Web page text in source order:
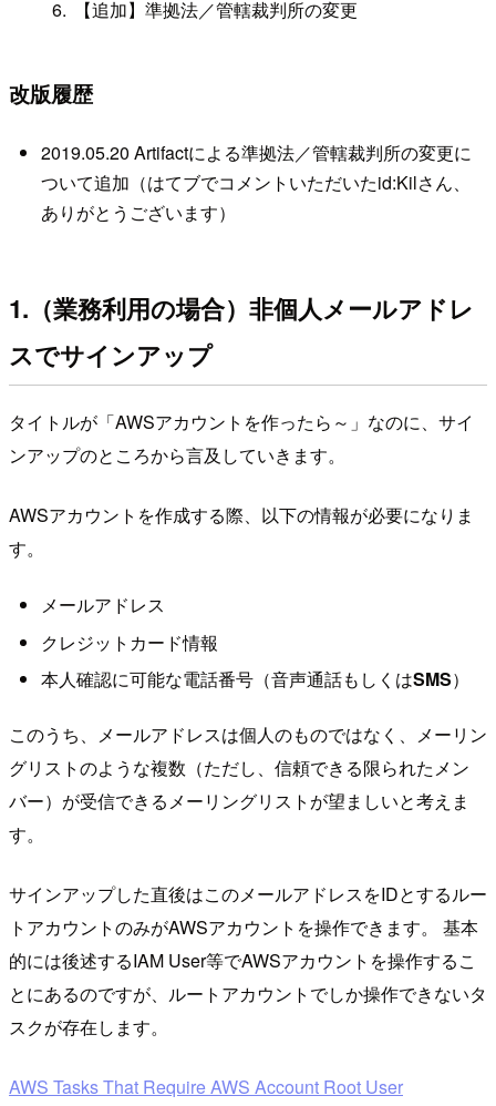
【追加】準拠法／管轄裁判所の変更
改版履歴
2019.05.20 Artifactによる準拠法／管轄裁判所の変更に
ついて追加（はてブでコメントいただいたid:Kilさん、
ありがとうございます）
1.（業務利用の場合）非個人メールアドレ
スでサインアップ
タイトルが「AWSアカウントを作ったら～」なのに、サイ
ンアップのところから言及していきます。
AWSアカウントを作成する際、以下の情報が必要になりま
す。
メールアドレス
クレジットカード情報
本人確認に可能な電話番号（音声通話もしくはSMS）
このうち、メールアドレスは個人のものではなく、メーリン
グリストのような複数（ただし、信頼できる限られたメン
バー）が受信できるメーリングリストが望ましいと考えま
す。
サインアップした直後はこのメールアドレスをIDとするルー
トアカウントのみがAWSアカウントを操作できます。 基本
的には後述するIAM User等でAWSアカウントを操作するこ
とにあるのですが、ルートアカウントでしか操作できないタ
スクが存在します。
AWS Tasks That Require AWS Account Root User